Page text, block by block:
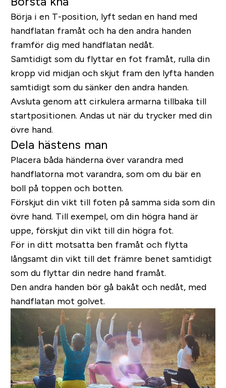
Börja i en T-position, lyft sedan en hand med
handflatan framåt och ha den andra handen
framför dig med handflatan nedåt.
Samtidigt som du flyttar en fot framåt, rulla din
kropp vid midjan och skjut fram den lyfta handen
samtidigt som du sänker den andra handen.
Avsluta genom att cirkulera armarna tillbaka till
startpositionen. Andas ut när du trycker med din
övre hand.
Dela hästens man
Placera båda händerna över varandra med
handflatorna mot varandra, som om du bär en
boll på toppen och botten.
Förskjut din vikt till foten på samma sida som din
övre hand. Till exempel, om din högra hand är
uppe, förskjut din vikt till din högra fot.
För in ditt motsatta ben framåt och flytta
långsamt din vikt till det främre benet samtidigt
som du flyttar din nedre hand framåt.
Den andra handen bör gå bakåt och nedåt, med
handflatan mot golvet.